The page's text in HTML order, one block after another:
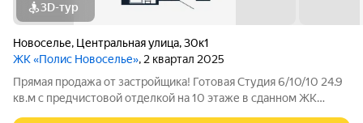
3D-тур
Новоселье, Центральная улица,30к1
ЖК «Полис Новоселье», 2 квартал 2025
Прямая продажа от застройщика! Готовая Студия 6/10/10 24.9
кв.м с предчистовой отделкой на 10 этаже в сданном ЖК